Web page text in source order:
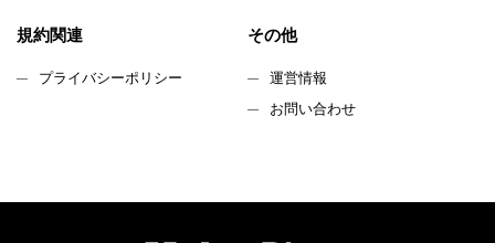
規約関連
プライバシーポリシー
その他
運営情報
お問い合わせ